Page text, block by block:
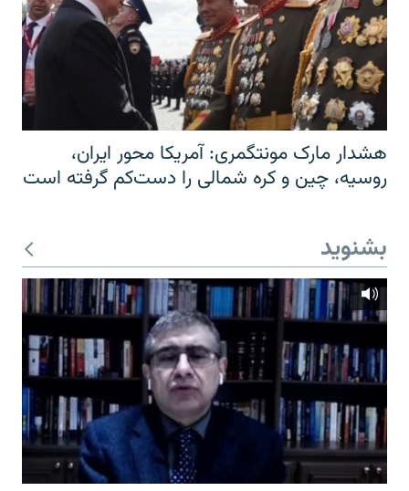
هشدار مارک مونتگمری: آمریکا محور ایران،
روسیه، چین و کره شمالی را دست‌کم گرفته است
بشنوید